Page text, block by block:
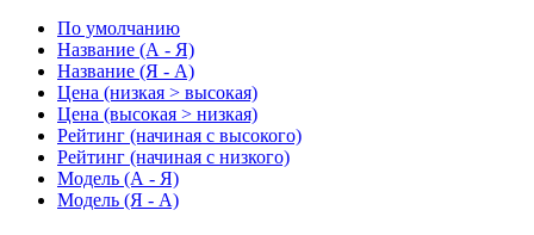
По умолчанию
Название (А - Я)
Название (Я - А)
Цена (низкая > высокая)
Цена (высокая > низкая)
Рейтинг (начиная с высокого)
Рейтинг (начиная с низкого)
Модель (А - Я)
Модель (Я - А)